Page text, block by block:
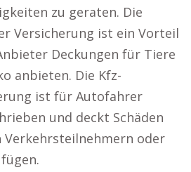
zu geraten. Die
Versicherung ist ein Vorteil
Deckungen für Tiere
anbieten. Die Kfz-
ist für Autofahrer
und deckt Schäden
Verkehrsteilnehmern oder